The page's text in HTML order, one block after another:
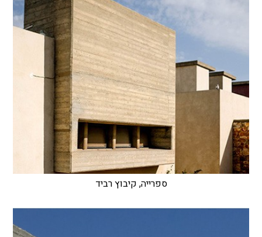
ספרייה, קיבוץ רביד